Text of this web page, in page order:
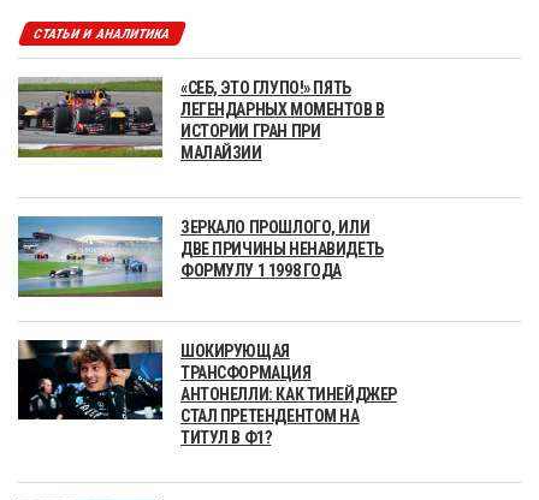
СТАТЬИ И АНАЛИТИКА
«СЕБ, ЭТО ГЛУПО!» ПЯТЬ
ЛЕГЕНДАРНЫХ МОМЕНТОВ В
ИСТОРИИ ГРАН ПРИ
МАЛАЙЗИИ
ЗЕРКАЛО ПРОШЛОГО, ИЛИ
ДВЕ ПРИЧИНЫ НЕНАВИДЕТЬ
ФОРМУЛУ 1 1998 ГОДА
ШОКИРУЮЩАЯ
ТРАНСФОРМАЦИЯ
АНТОНЕЛЛИ: КАК ТИНЕЙДЖЕР
СТАЛ ПРЕТЕНДЕНТОМ НА
ТИТУЛ В Ф1?